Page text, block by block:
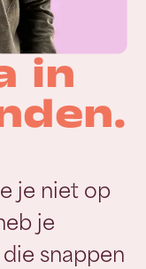
in
je niet op
je
snappen